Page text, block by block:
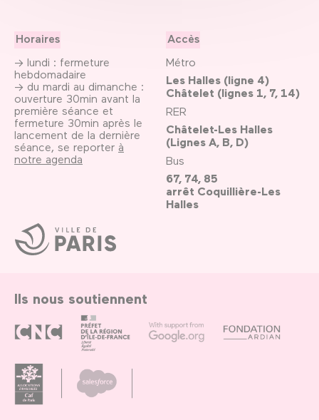
Ville
de
Paris
Horaires
→ lundi : fermeture
hebdomadaire
→ du mardi au dimanche :
ouverture 30min avant la
première séance et
fermeture 30min après le
lancement de la dernière
séance, se reporter à
notre agenda
Accès
Métro
Les Halles (ligne 4)
Châtelet (lignes 1, 7, 14)
RER
Châtelet-Les Halles
(Lignes A, B, D)
Bus
67, 74, 85
arrêt Coquillière-Les
Halles
Ils nous soutiennent